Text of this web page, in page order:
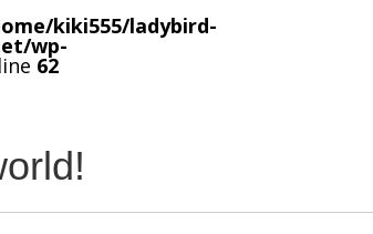
kiki555/ladybird-
wp-
62